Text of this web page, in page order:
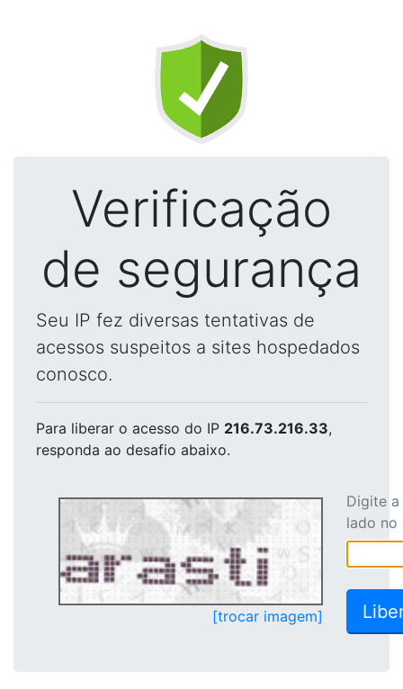
Verificação
de segurança
Seu IP fez diversas tentativas de
acessos suspeitos a sites hospedados
conosco.
Para liberar o acesso do IP 216.73.216.33,
responda ao desafio abaixo.
[trocar imagem]
Digite
lado no